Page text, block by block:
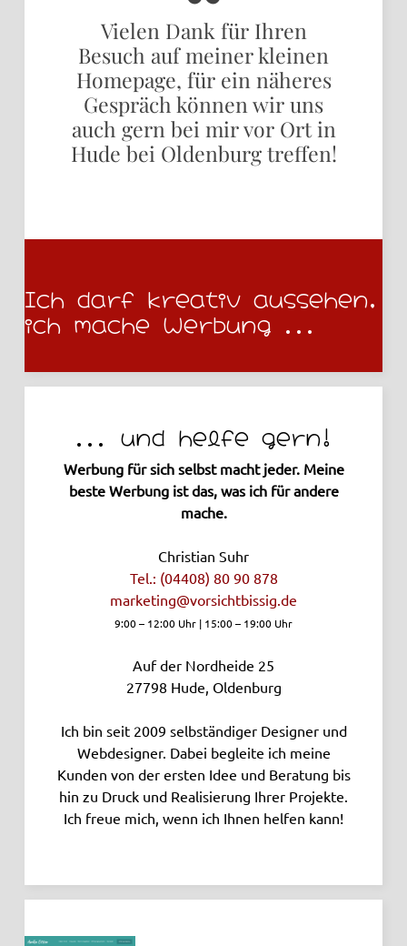
Vielen Dank für Ihren
Besuch auf meiner kleinen
Homepage, für ein näheres
Gespräch können wir uns
auch gern bei mir vor Ort in
Hude bei Oldenburg treffen!
Ich darf kreativ aussehen,
ich mache Werbung ...
... und helfe gern!
Werbung für sich selbst macht jeder. Meine
beste Werbung ist das, was ich für andere
mache.
Christian Suhr
Tel.: (04408) 80 90 878
marketing­@vorsichtbissig.de
9:00 – 12:00 Uhr | 15:00 – 19:00 Uhr
Auf der Nordheide 25
27798 Hude, Oldenburg
Ich bin seit 2009 selbständiger Designer und
Webdesigner. Dabei begleite ich meine
Kunden von der ersten Idee und Beratung bis
hin zu Druck und Realisierung Ihrer Projekte.
Ich freue mich, wenn ich Ihnen helfen kann!